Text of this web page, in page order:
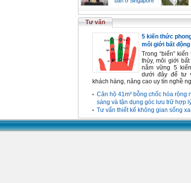
Tư vấn
5 kiến thức
môi giới bất
Trong “biển”
thủy, môi giới
nắm vững 5
dưới đây để tư
khách hàng, nâng cao uy tín nghề
Căn hộ 41m² bỗng chốc hóa rộng
sáng và tận dụng góc lưu trữ hợp
Tư vấn thiết kế không gian sống